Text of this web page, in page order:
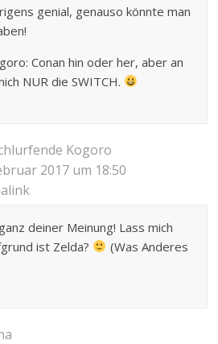
genial, genauso könnte man
Conan hin oder her, aber an
NUR die SWITCH.
Kogoro
2017 um 18:50
deiner Meinung! Lass mich
ist Zelda?
(Was Anderes